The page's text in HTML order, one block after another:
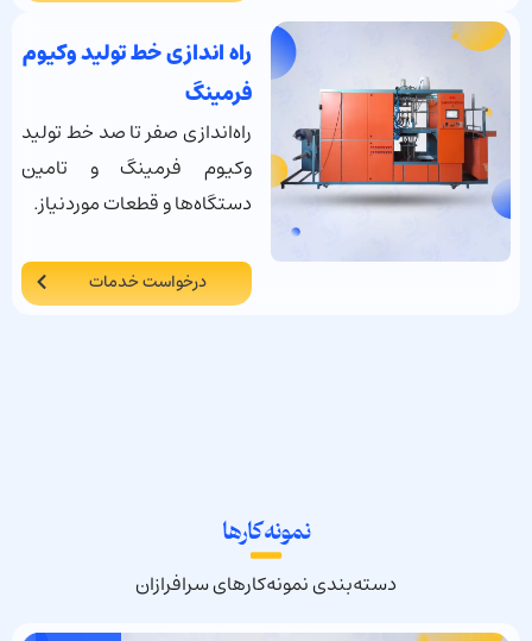
راه اندازی خط تولید وکیوم
فرمینگ
راه‌اندازی صفر تا صد خط تولید
وکیوم فرمینگ و تامین
دستگاه‌ها و قطعات موردنیاز.
درخواست خدمات
نمونه‌کارها
دسته‌بندی نمونه‌کارهای سرافرازان